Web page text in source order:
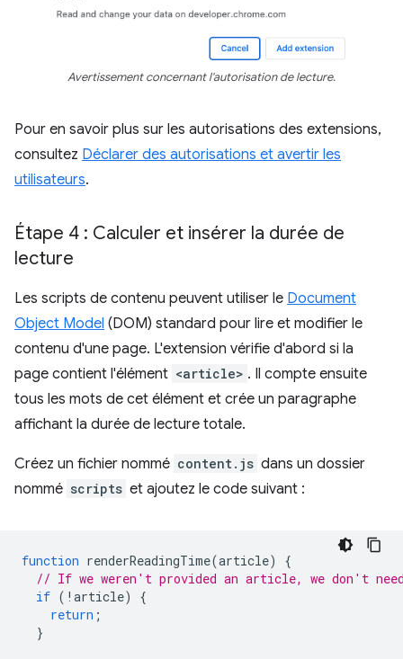
Avertissement concernant l'autorisation de lecture.
Pour en savoir plus sur les autorisations des extensions,
consultez Déclarer des autorisations et avertir les
utilisateurs.
Étape 4 : Calculer et insérer la durée de
lecture
Les scripts de contenu peuvent utiliser le Document
Object Model (DOM) standard pour lire et modifier le
contenu d'une page. L'extension vérifie d'abord si la
page contient l'élément <article> . Il compte ensuite
tous les mots de cet élément et crée un paragraphe
affichant la durée de lecture totale.
Créez un fichier nommé content.js dans un dossier
nommé scripts et ajoutez le code suivant :
function renderReadingTime(article)
{
// If we weren't provided an article, we don't
if ( ! article)
{
return ;
}